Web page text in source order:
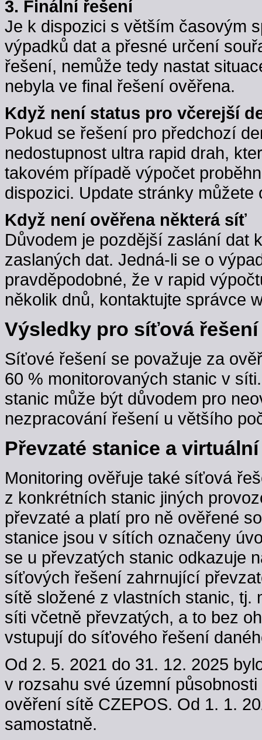
3. Finální řešení
Je k dispozici s větším časovým
výpadků dat a přesné určení
řešení, nemůže tedy nastat
nebyla ve final řešení ověřena.
Když není status pro včerejší
Pokud se řešení pro předchozí
nedostupnost ultra rapid drah,
takovém případě výpočet
dispozici. Update stránky
Když není ověřena některá síť
Důvodem je pozdější zaslání dat
zaslaných dat. Jedná-li se o
pravděpodobné, že v rapid
několik dnů, kontaktujte správce
Výsledky pro síťová řešení
Síťové řešení se považuje za
60 % monitorovaných stanic v
stanic může být důvodem pro
nezpracování řešení u většího
Převzaté stanice a
Monitoring ověřuje také síťová
z konkrétních stanic jiných
převzaté a platí pro ně ověřené
stanice jsou v sítích označeny
se u převzatých stanic odkazuje
síťových řešení zahrnující
sítě složené z vlastních stanic, tj.
síti včetně převzatých, a to bez
vstupují do síťového řešení
Od 2. 5. 2021 do 31. 12. 2025
v rozsahu své územní
ověření sítě CZEPOS. Od 1. 1.
samostatně.